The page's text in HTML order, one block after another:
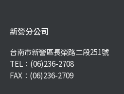
新營分公司
台南市新營區長榮路二段251號
TEL： (06)236-2708
FAX：(06)236-2709